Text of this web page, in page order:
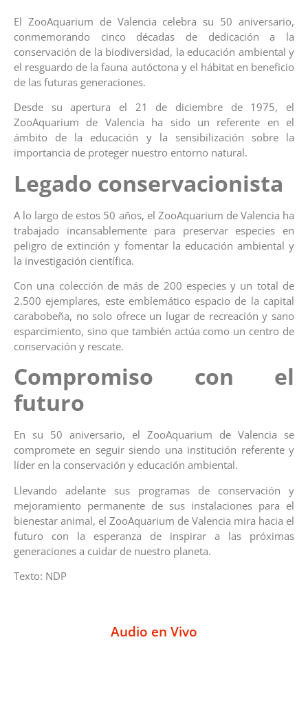
El ZooAquarium de Valencia celebra su 50 aniversario,
conmemorando cinco décadas de dedicación a la
conservación de la biodiversidad, la educación ambiental y
el resguardo de la fauna autóctona y el hábitat en beneficio
de las futuras generaciones.
Desde su apertura el 21 de diciembre de 1975, el
ZooAquarium de Valencia ha sido un referente en el
ámbito de la educación y la sensibilización sobre la
importancia de proteger nuestro entorno natural.
Legado conservacionista
A lo largo de estos 50 años, el ZooAquarium de Valencia ha
trabajado incansablemente para preservar especies en
peligro de extinción y fomentar la educación ambiental y
la investigación científica.
Con una colección de más de 200 especies y un total de
2.500 ejemplares, este emblemático espacio de la capital
carabobeña, no solo ofrece un lugar de recreación y sano
esparcimiento, sino que también actúa como un centro de
conservación y rescate.
Compromiso con el
futuro
En su 50 aniversario, el ZooAquarium de Valencia se
compromete en seguir siendo una institución referente y
líder en la conservación y educación ambiental.
Llevando adelante sus programas de conservación y
mejoramiento permanente de sus instalaciones para el
bienestar animal, el ZooAquarium de Valencia mira hacia el
futuro con la esperanza de inspirar a las próximas
generaciones a cuidar de nuestro planeta.
Texto: NDP
Audio en Vivo